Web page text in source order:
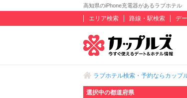
高知県のiPhone充電器があるラブホテル
エリア検索 路線・駅検索 デ
ラブホテル検索・予約ならカップ
選択中の都道府県